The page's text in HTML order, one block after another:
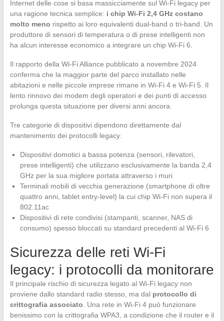
Internet delle cose si basa massicciamente sul Wi-Fi legacy per
una ragione tecnica semplice: i chip Wi-Fi 2,4 GHz costano
molto meno rispetto ai loro equivalenti dual-band o tri-band. Un
produttore di sensori di temperatura o di prese intelligenti non
ha alcun interesse economico a integrare un chip Wi-Fi 6.
Il rapporto della Wi-Fi Alliance pubblicato a novembre 2024
conferma che la maggior parte del parco installato nelle
abitazioni e nelle piccole imprese rimane in Wi-Fi 4 e Wi-Fi 5. Il
lento rinnovo dei modem degli operatori e dei punti di accesso
prolunga questa situazione per diversi anni ancora.
Tre categorie di dispositivi dipendono direttamente dal
mantenimento dei protocolli legacy:
Dispositivi domotici a bassa potenza (sensori, rilevatori,
prese intelligenti) che utilizzano esclusivamente la banda 2,4
GHz per la sua migliore portata attraverso i muri
Terminali mobili di vecchia generazione (smartphone di oltre
quattro anni, tablet entry-level) la cui chip Wi-Fi non supera il
802.11ac
Dispositivi di rete condivisi (stampanti, scanner, NAS di
consumo) spesso bloccati su standard precedenti al Wi-Fi 6
Sicurezza delle reti Wi-Fi
legacy: i protocolli da monitorare
Il principale rischio di sicurezza legato al Wi-Fi legacy non
proviene dallo standard radio stesso, ma dal protocollo di
crittografia associato . Una rete in Wi-Fi 4 può funzionare
benissimo con la crittografia WPA3, a condizione che il router e il